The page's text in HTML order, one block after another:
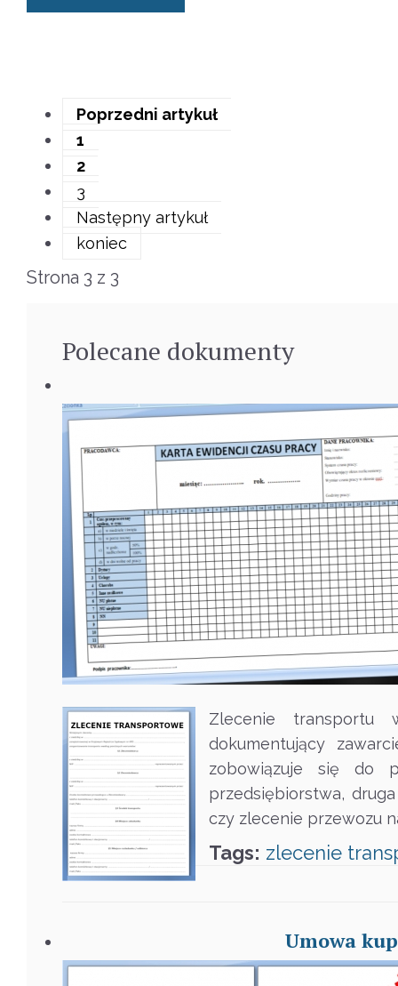
Poprzedni artykuł
1
2
3
Następny artykuł
koniec
Strona 3 z 3
Polecane dokumenty
Zlecenie transportu
dokumentujący
zobowiązuje się do
przedsiębiorstwa,
czy zlecenie przewozu
Tags: zlecenie
Umowa